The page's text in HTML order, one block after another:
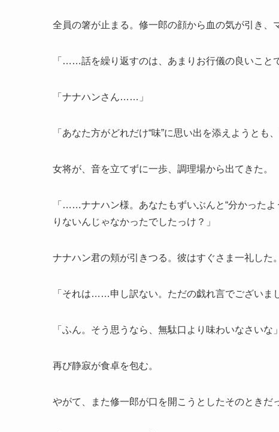
全員の箸が止まる。修一郎の顔から血の気が引き、
「……話を繰り返すのは、あまりお行儀の良いこと
「ナナハンさん……」
「あなた方がどれだけ“味”に思い出を添えようとも
女将が、音を立てずに一歩、調理場から出てきた。
「……ナナハン様。あなたもずいぶんと“分かった
りないんじゃなかったでしたっけ？」
ナナハン君の頬が引きつる。彼はすぐさま一礼した。
「それは……申し訳ない。ただの戯れ言でございま
「ふん。そう思うなら、無駄口より味わいなさいな」
再び静寂が食卓を包む。
やがて、また修一郎が口を開こうとしたそのときだ